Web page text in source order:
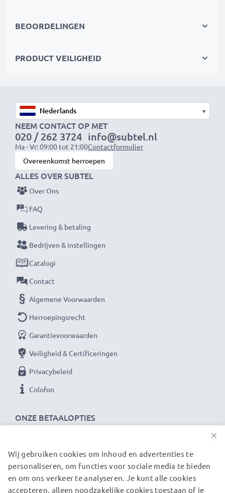
✔ Scherpere en meer briljante beelden
✔ Maximale lichtdoorlaatbaarheid - geen verlenging
van de belichtingstijd
✔ Geen storende reflecties - antireflecterende
coating
Effectieve bescherming van de lens
✔ Beschermingsfilter / beschermend glas voor de lens
✔ Voorkomt dat schokken, vallen, regen, stof of
steenslag de voorste lens beschadigen
CELLONIC UV Lensbeschermingsfilter
Kleur: kleurneutraal fotofilter, helder glas
Materiaal: frame en schroefdraad gemaakt van Metaal
Geschikt voor lenzen met filterschroefdraad:43mm
diameter
★ 3 Jaar Garantie ★
CELLONIC filters staan voor hoogwaardige producten
met 36 maanden garantie!
BEOORDELINGEN
PRODUCT VEILIGHEID
▾
NEEM CONTACT OP MET
020 / 262 3724
Ma - Vr: 09:00 tot 21:00
info@subtel.nl
Contactformulier
Overeenkomst herroepen
ONZE BETAALOPTIES
ALLES OVER SUBTEL
Over Ons
FAQ
Levering & betaling
Bedrijven & instellingen
Catalogi
Contact
Algemene Voorwaarden
Herroepingsrecht
Garantievoorwaarden
Veiligheid & Certificeringen
Privacybeleid
Colofon
ONZE VERZENDPARTNERS
×
Wij gebruiken cookies om inhoud en advertenties te
personaliseren, om functies voor sociale media te bieden
en om ons verkeer te analyseren. Je kunt alle cookies
accepteren, alleen noodzakelijke cookies toestaan of je